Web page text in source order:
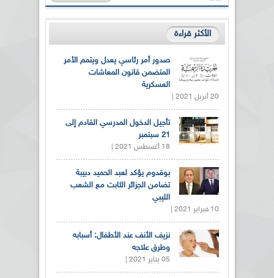
الأكثر قراءة
صدور أمر رئاسي يعدل ويتمم الأمر
المتضمن قانون المعاشات
العسكرية
20 أبريل 2021 |
تأجيل الدخول المدرسي القادم إلى
21 سبتمبر
18 أغسطس 2021 |
بوقدوم يؤكد لعبد الحميد دبيبة
تضامن الجزائر الثابت مع الشعب
الليبي
10 فبراير 2021 |
نزيف الأنف عند الأطفال: أسبابه
وطرق علاجه
05 يناير 2021 |